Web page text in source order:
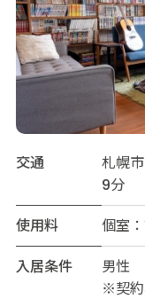
交通
札幌
9分
使用料
個室
入居条件
男性
※契約